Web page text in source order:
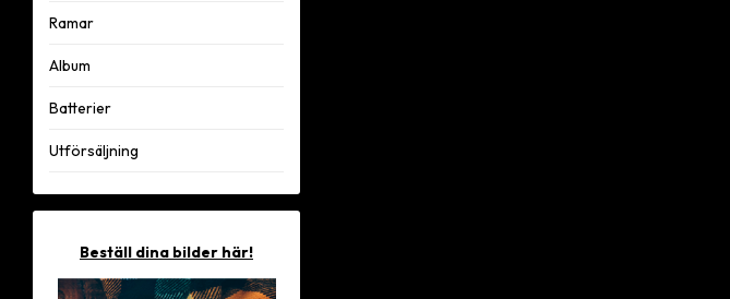
Ramar
Album
Batterier
Utförsäljning
Beställ dina bilder här!